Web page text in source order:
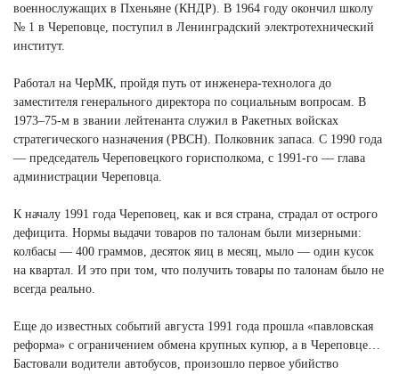
военнослужащих в Пхеньяне (КНДР). В 1964 году окончил школу
№ 1 в Череповце, поступил в Ленинградский электротехнический
институт.
Работал на ЧерМК, пройдя путь от инженера-технолога до
заместителя генерального директора по социальным вопросам. В
1973–75-м в звании лейтенанта служил в Ракетных войсках
стратегического назначения (РВСН). Полковник запаса. С 1990 года
— председатель Череповецкого горисполкома, с 1991-го — глава
администрации Череповца.
К началу 1991 года Череповец, как и вся страна, страдал от острого
дефицита. Нормы выдачи товаров по талонам были мизерными:
колбасы — 400 граммов, десяток яиц в месяц, мыло — один кусок
на квартал. И это при том, что получить товары по талонам было не
всегда реально.
Еще до известных событий августа 1991 года прошла «павловская
реформа» с ограничением обмена крупных купюр, а в Череповце…
Бастовали водители автобусов, произошло первое убийство